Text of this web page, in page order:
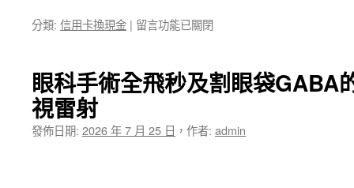
分類: 信用卡換現金 | 在
網
頁
當
留言功能已關閉
眼科手術全飛秒及割眼袋GABA
視雷射
發佈日期: 2026 年 7 月 25 日 ， 作者: admin